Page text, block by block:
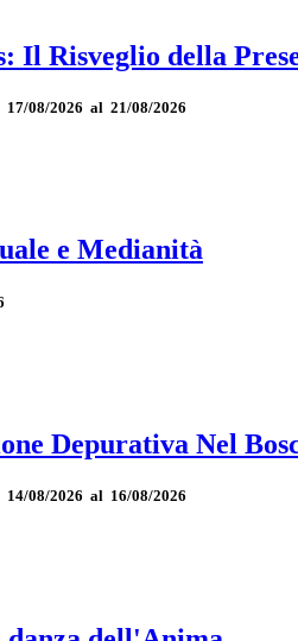
Il Risveglio della
17/08/2026 al 21/08/2026
e Medianità
Depurativa Nel
14/08/2026 al 16/08/2026